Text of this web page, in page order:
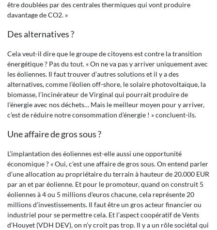
être doublées par des centrales thermiques qui vont produire
davantage de CO2. »
Des alternatives ?
Cela veut-il dire que le groupe de citoyens est contre la transition
énergétique ? Pas du tout. « On ne va pas y arriver uniquement avec
les éoliennes. Il faut trouver d’autres solutions et il y a des
alternatives, comme l’éolien off-shore, le solaire photovoltaïque, la
biomasse, l’incinérateur de Virginal qui pourrait produire de
l’énergie avec nos déchets… Mais le meilleur moyen pour y arriver,
c’est de réduire notre consommation d’énergie ! » concluent-ils.
Une affaire de gros sous ?
L’implantation des éoliennes est-elle aussi une opportunité
économique ? « Oui, c’est une affaire de gros sous. On entend parler
d’une allocation au propriétaire du terrain à hauteur de 20.000 EUR
par an et par éolienne. Et pour le promoteur, quand on construit 5
éoliennes à 4 ou 5 millions d’euros chacune, cela représente 20
millions d’investissements. Il faut être un gros acteur financier ou
industriel pour se permettre cela. Et l’aspect coopératif de Vents
d’Houyet (VDH DEV), on n’y croit pas trop. Il y a un rôle sociétal qui